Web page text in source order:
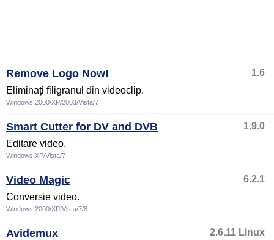
Remove Logo Now!
1.6
Eliminați filigranul din videoclip.
Windows 2000/XP/2003/Vista/7
Smart Cutter for DV and DVB
1.9.0
Editare video.
Windows XP/Vista/7
Video Magic
6.2.1
Conversie video.
Windows 2000/XP/Vista/7/8
Avidemux
2.6.11 Linux